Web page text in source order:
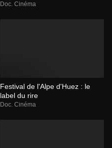
Doc. Cinéma
Festival de l'Alpe d'Huez : le
label du rire
Doc. Cinéma